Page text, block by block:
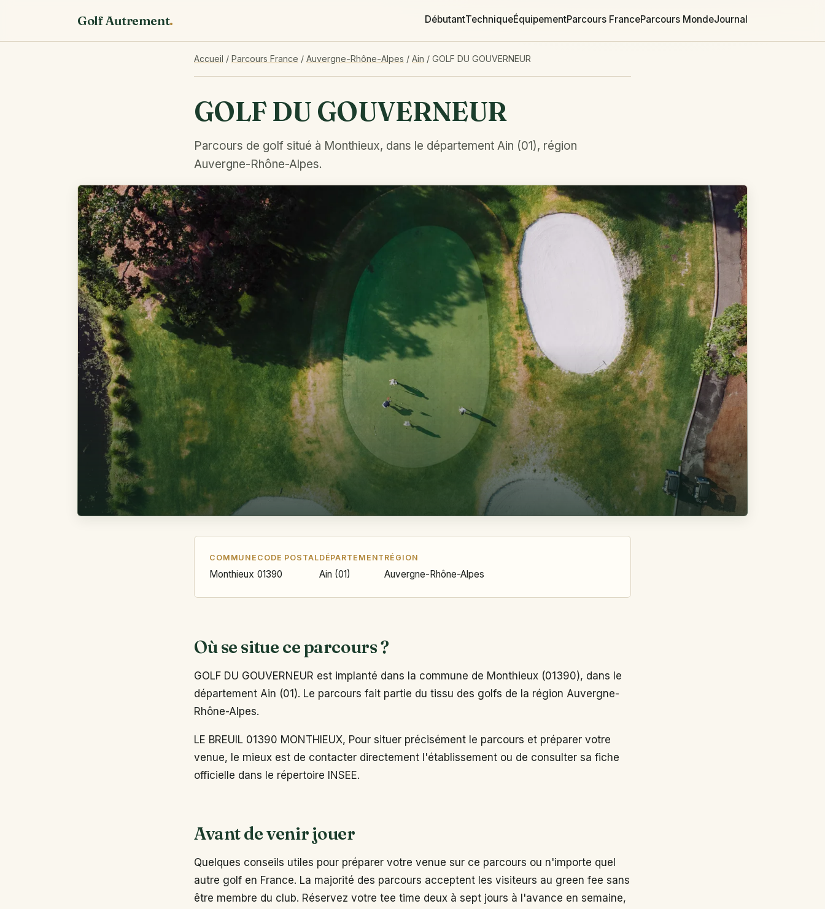
Golf Autrement. DébutantTechniqueÉquipementParcours FranceParcours MondeJournal
Accueil / Parcours France / Auvergne-Rhône-Alpes / Ain / GOLF DU GOUVERNEUR
GOLF DU GOUVERNEUR
Parcours de golf situé à Monthieux, dans le département Ain (01), région
Auvergne-Rhône-Alpes.
COMMUNE
Monthieux
CODE POSTAL
01390
DÉPARTEMENT
Ain (01)
RÉGION
Auvergne-Rhône-Alpes
Où se situe ce parcours ?
GOLF DU GOUVERNEUR est implanté dans la commune de Monthieux (01390), dans le
département Ain (01). Le parcours fait partie du tissu des golfs de la région Auvergne-
Rhône-Alpes.
LE BREUIL 01390 MONTHIEUX, Pour situer précisément le parcours et préparer votre
venue, le mieux est de contacter directement l'établissement ou de consulter sa fiche
officielle dans le répertoire INSEE.
Avant de venir jouer
Quelques conseils utiles pour préparer votre venue sur ce parcours ou n'importe quel
autre golf en France. La majorité des parcours acceptent les visiteurs au green fee sans
être membre du club. Réservez votre tee time deux à sept jours à l'avance en semaine,